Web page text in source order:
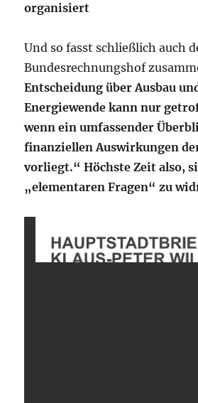
organisiert
Und so fasst schließlich auch
Bundesrechnungshof
Entscheidung über Ausbau
Energiewende kann nur
wenn ein umfassender
finanziellen Auswirkungen
vorliegt.“ Höchste Zeit also,
„elementaren Fragen“ zu